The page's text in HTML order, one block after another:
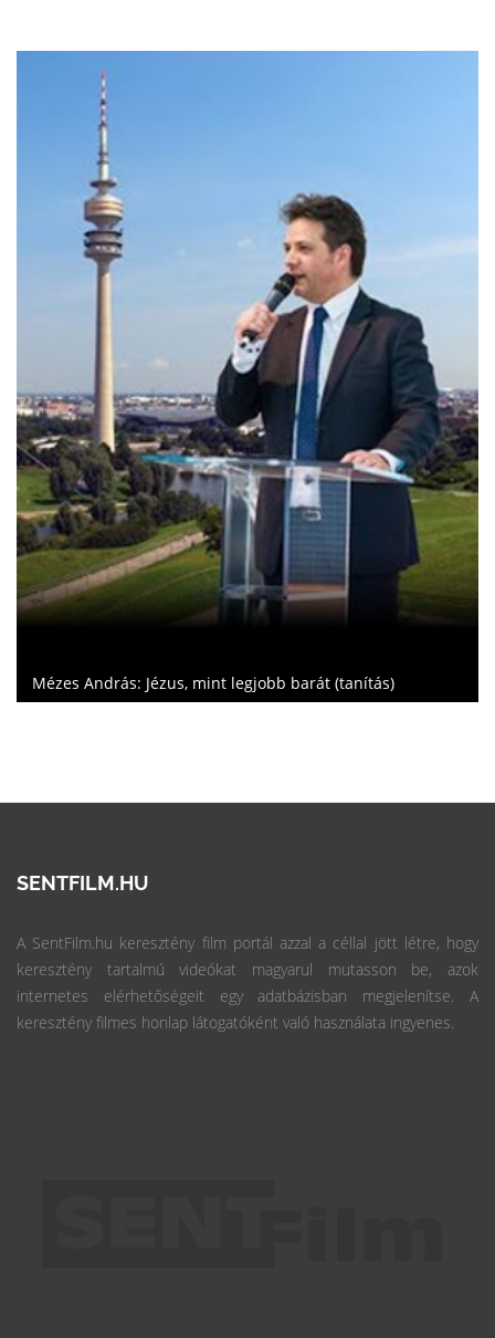
mint legjobb barát (tanítás) A Szentírás
SENTFILM.HU
A SentFilm.hu keresztény film portál azzal a céllal jött létre, hogy
keresztény tartalmú videókat magyarul mutasson be, azok
internetes elérhetőségeit egy adatbázisban megjelenítse. A
keresztény filmes honlap látogatóként való használata ingyenes.